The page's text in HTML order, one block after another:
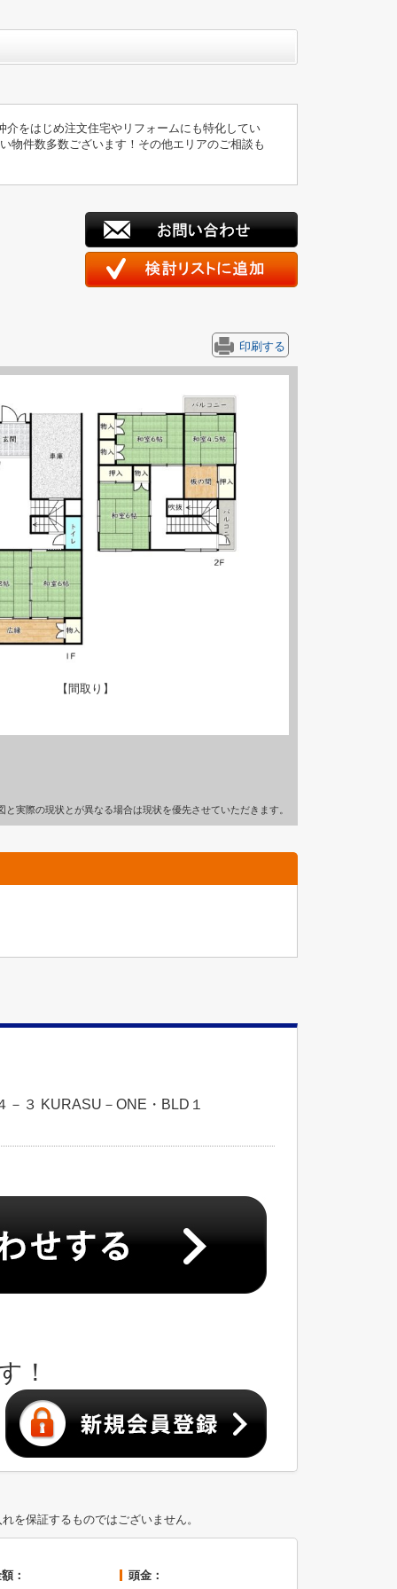
をはじめ注文住宅やリフォームにも特化してい
物件数多数ございます！その他エリアのご相談も
印刷する
【間取り】
実際の現状とが異なる場合は現状を優先させていただきます。
－３ KURASU－ONE・BLD１
！
を保証するものではございません。
： 頭金：